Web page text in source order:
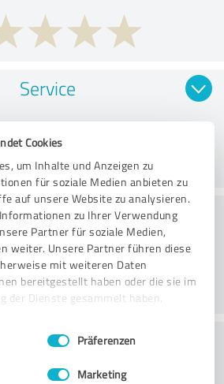
Cookies
um Inhalte und Anzeigen zu
für soziale Medien anbieten zu
auf unsere Website zu analysieren.
zu Ihrer Verwendung
Partner für soziale Medien,
weiter. Unsere Partner führen diese
mit weiteren Daten
bereitgestellt haben oder die sie im
der Dienste gesammelt haben.
Präferenzen
Marketing
Service
Atmosfär
Rådgivning